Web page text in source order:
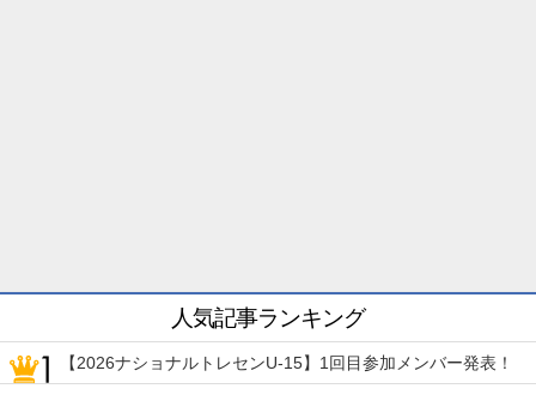
人気記事ランキング
【2026ナショナルトレセンU-15】1回目参加メンバー発表！